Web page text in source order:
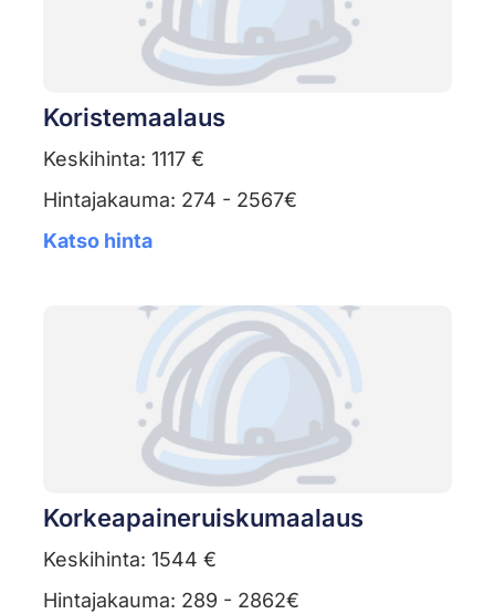
Koristemaalaus
Keskihinta: 1117 €
Hintajakauma: 274 - 2567€
Katso hinta
Korkeapaineruiskumaalaus
Keskihinta: 1544 €
Hintajakauma: 289 - 2862€